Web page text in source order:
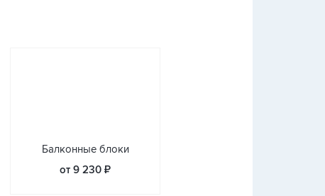
Балконные блоки
от 9 230 ₽